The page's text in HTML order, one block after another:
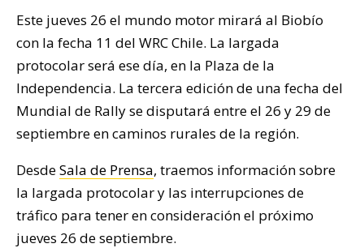
Este jueves 26 el mundo motor mirará al Biobío
con la fecha 11 del WRC Chile. La largada
protocolar será ese día, en la Plaza de la
Independencia. La tercera edición de una fecha del
Mundial de Rally se disputará entre el 26 y 29 de
septiembre en caminos rurales de la región.
DesdeSala de Prensa, traemos información sobre
la largada protocolar y las interrupciones de
tráfico para tener en consideración el próximo
jueves 26 de septiembre.